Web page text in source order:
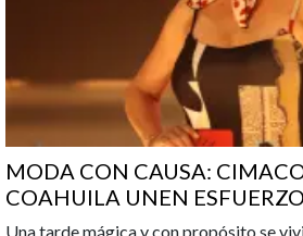
MODA CON CAUSA:
COAHUILA UNEN
Una tarde mágica y con propósito se